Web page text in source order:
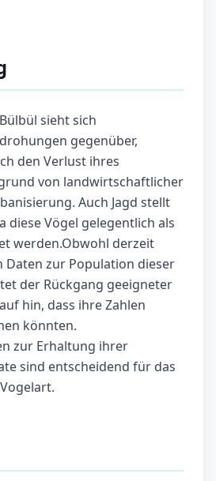
sieht sich
gegenüber,
den Verlust ihres
von landwirtschaftlicher
Auch Jagd stellt
diese Vögel gelegentlich als
werden.Obwohl derzeit
Daten zur Population dieser
der Rückgang geeigneter
hin, dass ihre Zahlen
könnten.
zur Erhaltung ihrer
sind entscheidend für das